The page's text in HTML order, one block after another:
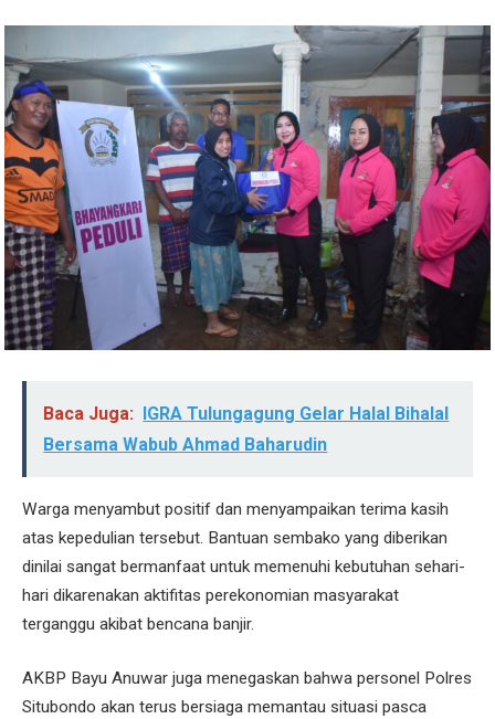
Baca Juga: IGRA Tulungagung Gelar Halal Bihalal
Bersama Wabub Ahmad Baharudin
Warga menyambut positif dan menyampaikan terima kasih
atas kepedulian tersebut. Bantuan sembako yang diberikan
dinilai sangat bermanfaat untuk memenuhi kebutuhan sehari-
hari dikarenakan aktifitas perekonomian masyarakat
terganggu akibat bencana banjir.
AKBP Bayu Anuwar juga menegaskan bahwa personel Polres
Situbondo akan terus bersiaga memantau situasi pasca